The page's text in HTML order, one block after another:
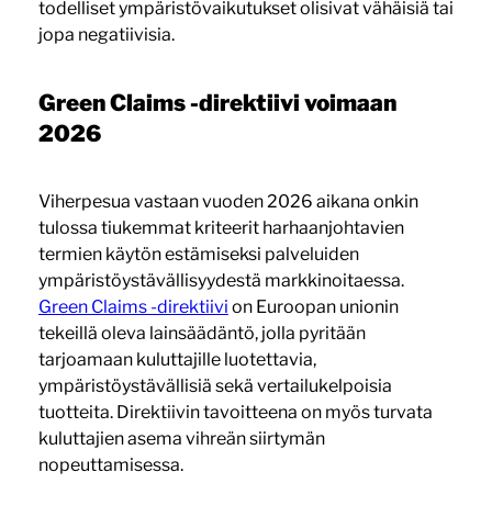
todelliset ympäristövaikutukset olisivat vähäisiä tai
jopa negatiivisia.
Green Claims -direktiivi voimaan
2026
Viherpesua vastaan vuoden 2026 aikana onkin
tulossa tiukemmat kriteerit harhaanjohtavien
termien käytön estämiseksi palveluiden
ympäristöystävällisyydestä markkinoitaessa.
Green Claims -direktiivi on Euroopan unionin
tekeillä oleva lainsäädäntö, jolla pyritään
tarjoamaan kuluttajille luotettavia,
ympäristöystävällisiä sekä vertailukelpoisia
tuotteita. Direktiivin tavoitteena on myös turvata
kuluttajien asema vihreän siirtymän
nopeuttamisessa.